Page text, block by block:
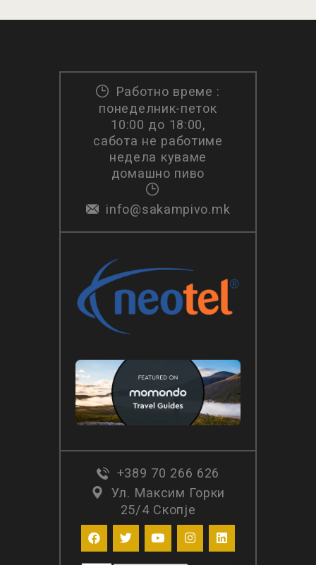
Работно време :
понеделник-петок
10:00 до 18:00,
сабота не работиме
недела куваме
домашно пиво
info@sakampivo.mk
+389 70 266 626
Ул. Максим Горки
25/4 Скопје